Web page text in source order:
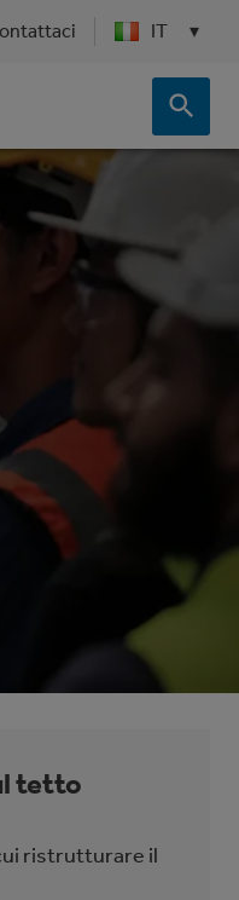
IT ▾
tetto
ristrutturare il